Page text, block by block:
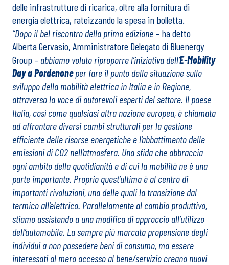
delle infrastrutture di ricarica, oltre alla fornitura di
energia elettrica, rateizzando la spesa in bolletta.
“Dopo il bel riscontro della prima edizione – ha detto
Alberta Gervasio, Amministratore Delegato di Bluenergy
Group – abbiamo voluto riproporre l’iniziativa dell’E-Mobility
Day a Pordenoneper fare il punto della situazione sullo
sviluppo della mobilità elettrica in Italia e in Regione,
attraverso la voce di autorevoli esperti del settore. Il paese
Italia, così come qualsiasi altra nazione europea, è chiamata
ad affrontare diversi cambi strutturali per la gestione
efficiente delle risorse energetiche e l’abbattimento delle
emissioni di CO2 nell’atmosfera. Una sfida che abbraccia
ogni ambito della quotidianità e di cui la mobilità ne è una
parte importante. Proprio quest’ultima è al centro di
importanti rivoluzioni, una delle quali la transizione dal
termico all’elettrico. Parallelamente al cambio produttivo,
stiamo assistendo a una modifica di approccio all’utilizzo
dell’automobile. La sempre più marcata propensione degli
individui a non possedere beni di consumo, ma essere
interessati al mero accesso al bene/servizio creano nuovi